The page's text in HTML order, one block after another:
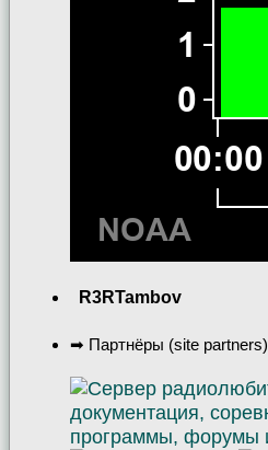
R3RTambov
➡ Партнёры (site partners)